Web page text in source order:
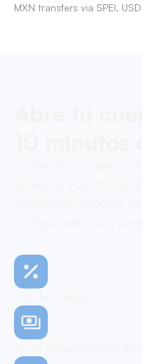
MXN transfers via SPEI,